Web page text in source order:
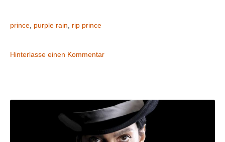
prince, purple rain rip prince
Hinterlasse einen Kommentar